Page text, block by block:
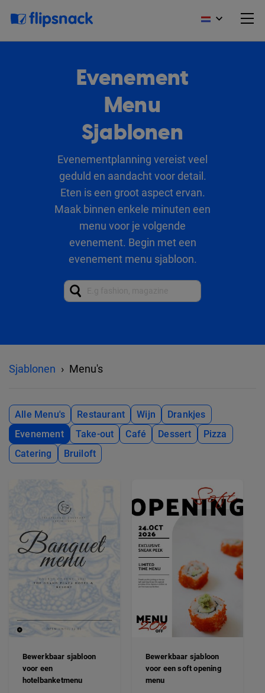
Evenement
Menu
Sjablonen
Evenementplanning vereist veel
geduld en aandacht voor detail.
Eten is een groot aspect ervan.
Maak binnen enkele minuten een
menu voor je volgende
evenement. Begin met een
evenement menu sjabloon.
Sjablonen Menu's
Alle Menu's Restaurant Wijn
Drankjes
Evenement
Take-out Café Dessert
Pizza
Catering
Bruiloft
Bewerkbaar sjabloon
voor een
hotelbanketmenu
Bewerkbaar sjabloon
voor een soft opening
menu